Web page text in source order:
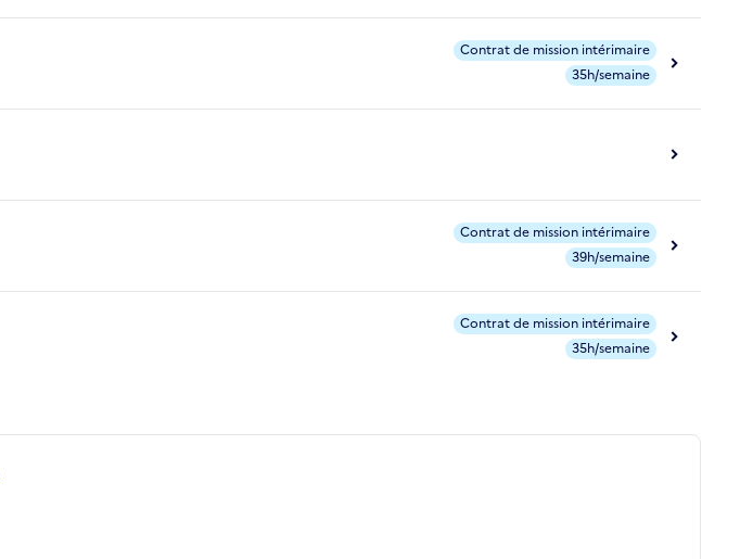
Contrat de mission intérimaire
35h/semaine
Contrat de mission intérimaire
39h/semaine
Contrat de mission intérimaire
35h/semaine